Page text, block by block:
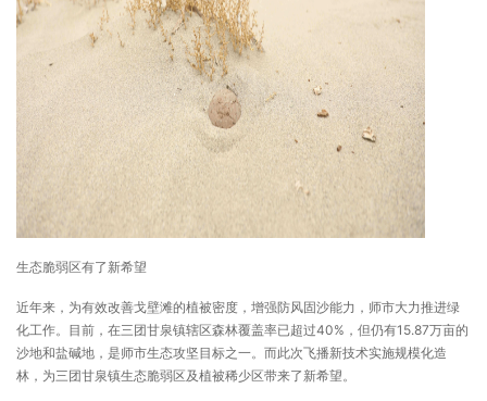
生态脆弱区有了新希望
近年来，为有效改善戈壁滩的植被密度，增强防风固沙能力，师市大力推进绿
化工作。目前，在三团甘泉镇辖区森林覆盖率已超过40%，但仍有15.87万亩的
沙地和盐碱地，是师市生态攻坚目标之一。而此次飞播新技术实施规模化造
林，为三团甘泉镇生态脆弱区及植被稀少区带来了新希望。